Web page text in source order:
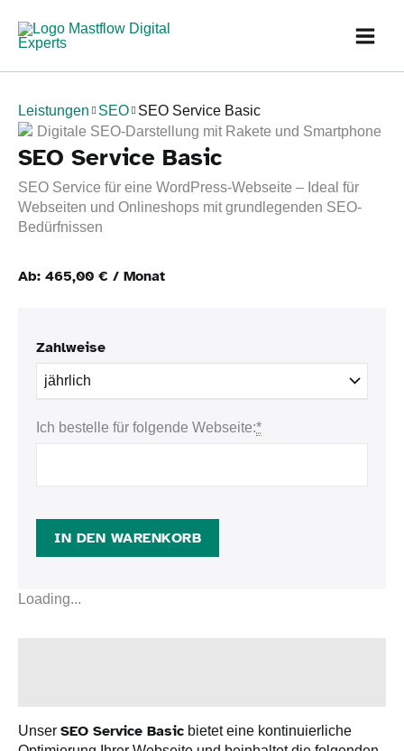
Inhalt
springen
Leistungen SEO SEO Service Basic
SEO Service Basic
SEO Service für eine WordPress-Webseite – Ideal für
Webseiten und Onlineshops mit grundlegenden SEO-
Bedürfnissen
Ab: 465,00 € / Monat
Zahlweise
Ich bestelle für folgende Webseite:*
IN DEN WARENKORB
Loading...
Unser SEO Service Basic bietet eine kontinuierliche